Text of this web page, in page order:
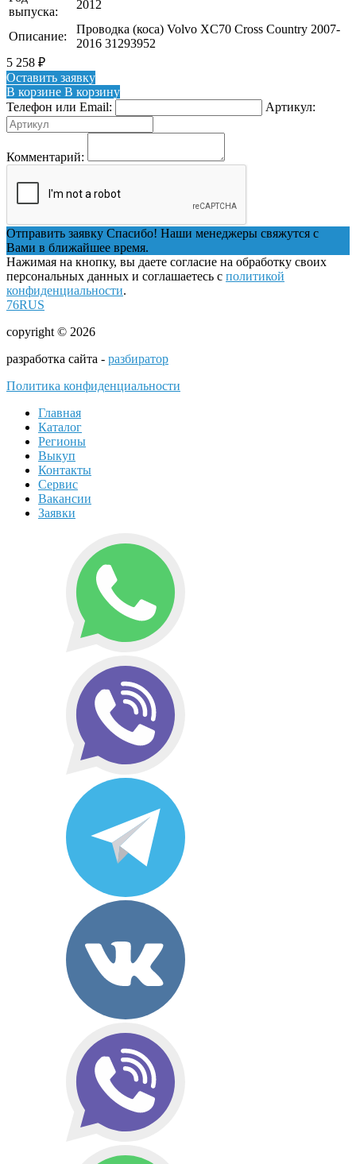
выпуска:
2012
Описание:
Проводка (коса) Volvo XC70 Cross Country 2007-
2016 31293952
5 258 ₽
Оставить заявку
В корзине В корзину
Телефон или Email:
Артикул:
Комментарий:
Отправить заявку Спасибо! Наши менеджеры свяжутся с
Вами в ближайшее время.
Нажимая на кнопку, вы даете согласие на обработку своих
персональных данных и соглашаетесь с политикой
конфиденциальности.
76RUS
copyright © 2026
разработка сайта - разбиратор
Политика конфиденциальности
Главная
Каталог
Регионы
Выкуп
Контакты
Сервис
Вакансии
Заявки